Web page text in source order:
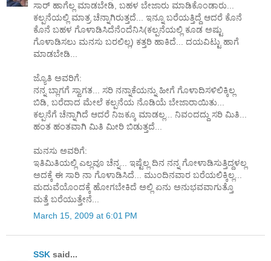
ಸಾರ್ ಹಾಗೆಲ್ಲ ಮಾಡಬೇಡಿ, ಬಹಳ ಬೇಜಾರು ಮಾಡಿಕೊಂಡಾರು...
ಕಲ್ಪನೆಯಲ್ಲಿ ಮಾತ್ರ ಚೆನ್ನಾಗಿರುತ್ತದೆ... ಇನ್ನೂ ಬರೆಯತ್ತಿದ್ದೆ ಆದರೆ ಕೊನೆ
ಕೊನೆ ಬಹಳ ಗೊಳಾಡಿಸಿದೆನೆಂದೆನಿಸಿ(ಕಲ್ಪನೆಯಲ್ಲಿ ಕೂಡ ಅಷ್ಟು
ಗೊಳಾಡಿಸಲು ಮನಸು ಬರಲಿಲ್ಲ) ಕತ್ತರಿ ಹಾಕಿದೆ... ದಯವಿಟ್ಟು ಹಾಗೆ
ಮಾಡಬೇಡಿ...
ಜ್ಯೊತಿ ಅವರಿಗೆ:
ನನ್ನ ಬ್ಲಾಗಗೆ ಸ್ವಾಗತ... ಸರಿ ನನ್ನಾಕೆಯನ್ನು ಹೀಗೆ ಗೊಳಾದಿಸಳಿಲಿಕ್ಕಿಲ್ಲ
ಬಿಡಿ, ಬರೆದಾದ ಮೇಲೆ ಕಲ್ಪನೆಯ ನೊಡಿಯೆ ಬೇಜಾರಾಯಿತು...
ಕಲ್ಪನೆಗೆ ಚೆನ್ನಾಗಿದೆ ಆದರೆ ನಿಜಕ್ಕೂ ಮಾಡಲ್ಲ... ನಿವಂದದ್ದು ಸರಿ ಮಿತಿ...
ಹಂತ ಹಂತವಾಗಿ ಮಿತಿ ಮೀರಿ ಬಿಡುತ್ತದೆ...
ಮನಸು ಅವರಿಗೆ:
ಇತಿಮಿತಿಯಲ್ಲಿ ಎಲ್ಲವೂ ಚೆನ್ನ... ಇಷ್ಟೆಲ್ಲ ದಿನ ನನ್ನ ಗೋಳಾಡಿಸುತ್ತಿದ್ದಳಲ್ಲ
ಅದಕ್ಕೆ ಈ ಸಾರಿ ನಾ ಗೊಳಾಡಿಸಿದೆ... ಮುಂದಿನವಾರ ಬರೆಯಲಿಕ್ಕಿಲ್ಲ...
ಮದುವೆಯೊಂದಕ್ಕೆ ಹೋಗಬೇಕಿದೆ ಅಲ್ಲಿ ಏನು ಅನುಭವವಾಗುತ್ತೊ
ಮತ್ತೆ ಬರೆಯುತ್ತೇನೆ...
March 15, 2009 at 6:01 PM
SSK said...